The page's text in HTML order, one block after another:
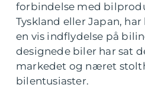
forbindelse med
Tyskland eller Japan,
en vis indflydelse på
designede biler har sat
markedet og næret
bilentusiaster.